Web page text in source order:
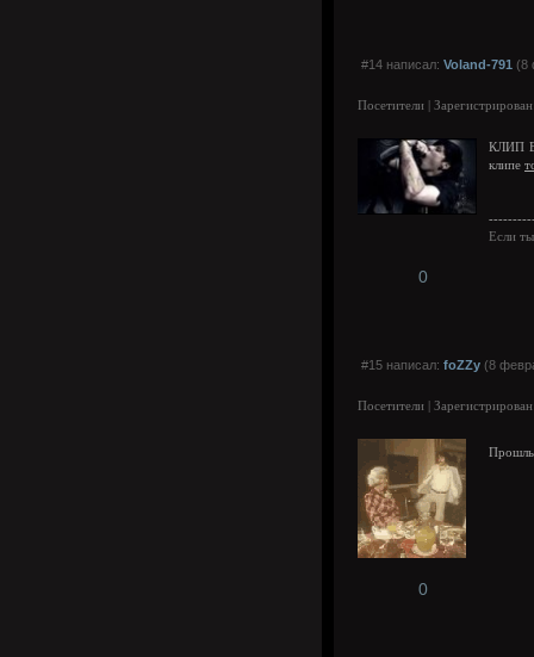
#14 написал: Voland-791 (8
Посетители |
КЛИП
клипе
Если
0
#15 написал: foZZy (8
Посетители |
0